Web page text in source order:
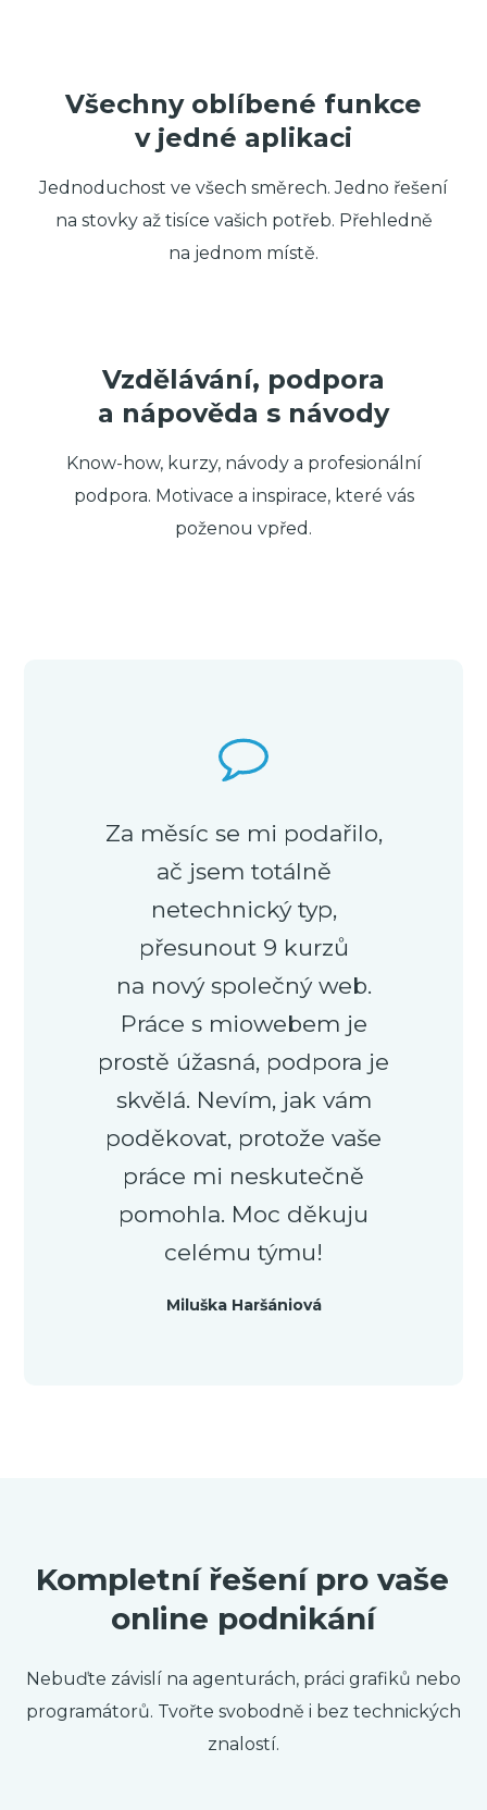
Všechny oblíbené funkce
v jedné aplikaci
Jednoduchost ve všech směrech. Jedno řešení
na stovky až tisíce vašich potřeb. Přehledně
na jednom místě.
Vzdělávání, podpora
a nápověda s návody
Know-how, kurzy, návody a profesionální
podpora. Motivace a inspirace, které vás
poženou vpřed.
Za měsíc se mi podařilo,
ač jsem totálně
netechnický typ,
přesunout 9 kurzů
na nový společný web.
Práce s miowebem je
prostě úžasná, podpora je
skvělá. Nevím, jak vám
poděkovat, protože vaše
práce mi neskutečně
pomohla. Moc děkuju
celému týmu!
Miluška Haršániová
Kompletní řešení pro vaše
online podnikání
Nebuďte závislí na agenturách, práci grafiků nebo
programátorů. Tvořte svobodně i bez technických
znalostí.